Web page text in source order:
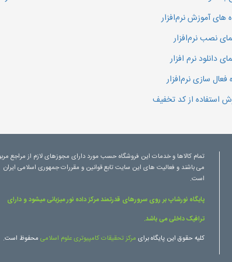
های آموزش نرم‌افزار
نصب نرم‌افزار
دانلود نرم افزار
فعال سازی نرم‌افزار
استفاده از کد تخفیف
تمام کالاها و خدمات این فروشگاه حسب مورد دارای مجوزهای لازم از مراجع
می باشند و فعالیت های این سایت تابع قوانین و مقررات جمهوری اسلامی ایران
است.
پایگاه نورشاپ بر روی سرورهای قدرتمند مرکز داده نور میزبانی میشود و دارای
ترافیک داخلی می باشد.
کلیه حقوق این پایگاه برای مرکز تحقیقات کامپیوتری علوم اسلامی محفوظ است.